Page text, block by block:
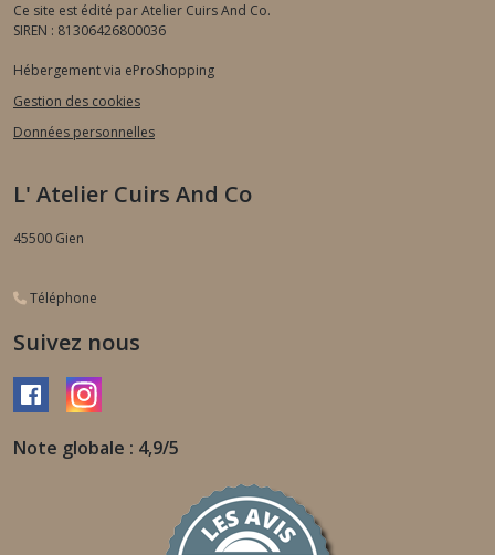
Ce site est édité par Atelier Cuirs And Co.
SIREN : 81306426800036
Hébergement via eProShopping
Gestion des cookies
Données personnelles
L' Atelier Cuirs And Co
45500 Gien
Téléphone
Suivez nous
Note globale : 4,9/5